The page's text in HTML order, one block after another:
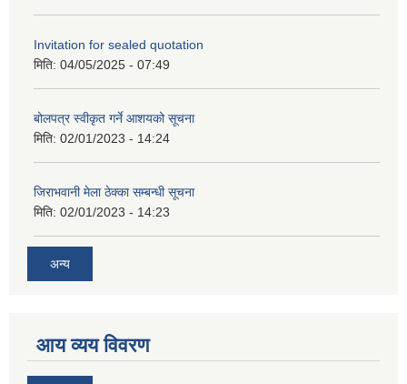
Invitation for sealed quotation
मिति: 04/05/2025 - 07:49
बोलपत्र स्वीकृत गर्ने आशयको सूचना
मिति: 02/01/2023 - 14:24
जिराभवानी मेला ठेक्का सम्बन्धी सूचना
मिति: 02/01/2023 - 14:23
अन्य
आय व्यय विवरण